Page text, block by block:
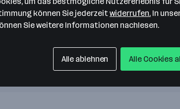
Bitte stimme unseren Cookie-
Richtlinien zu, um diese Karte
anzuzeigen.
Zustimmung geben
können Sie jederzeit widerrufen. In
Sie weitere Informationen nachlesen.
Alle ablehnen Alle Cookies